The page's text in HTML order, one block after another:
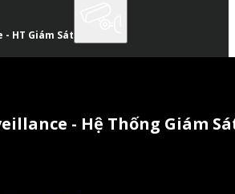
HT Giám Sát
- Hệ Thống Giám